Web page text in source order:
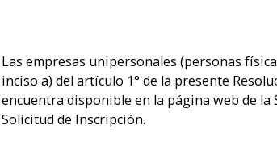
Las empresas unipersonales (personas
inciso a) del artículo 1° de la presente
encuentra disponible en la página web de
Solicitud de Inscripción.